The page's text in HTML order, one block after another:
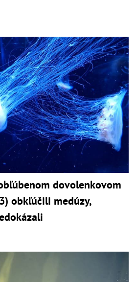
dovolenkovom
obkľúčili medúzy,